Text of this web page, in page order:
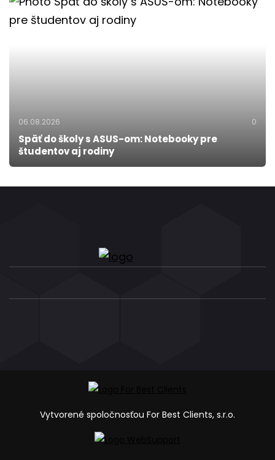
06.08.2026 0
Späť do školy s ASUS-om: Notebooky pre
študentov aj rodiny
Vytvorené spoločnosťou For Best Clients, s.r.o.